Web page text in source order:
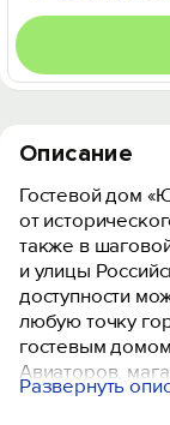
Описание
Гостевой дом
от
также в
и улицы
доступности
любую точку
гостевым
Авиаторов,
Развернуть